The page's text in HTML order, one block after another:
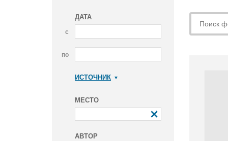
ДАТА
с
по
ИСТОЧНИК
МЕСТО
АВТОР